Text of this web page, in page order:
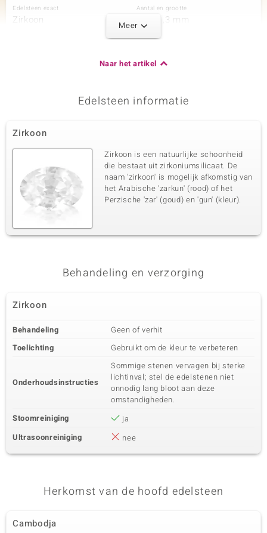
Edelsteen exact
Zirkoon
Aantal en grootte
10 à 1,3 mm
Herkomst
Zirkoon
Karaatgewicht som Slijpvorm
Rond geslepen
Zetting
Prong
Herkomst
Cambodja
Vierde edelsteen
Karaatgewicht som Slijpvorm
Rond geslepen
Prong
Meer
Naar het artikel
Edelsteen informatie
Zirkoon
Zirkoon is een natuurlijke schoonheid
die bestaat uit zirkoniumsilicaat. De
naam 'zirkoon' is mogelijk afkomstig van
het Arabische 'zarkun' (rood) of het
Perzische 'zar' (goud) en 'gun' (kleur).
Behandeling en verzorging
Zirkoon
Behandeling
Geen of verhit
Toelichting
Gebruikt om de kleur te verbeteren
Onderhoudsinstructies
Sommige stenen vervagen bij sterke
lichtinval; stel de edelstenen niet
onnodig lang bloot aan deze
omstandigheden.
Stoomreiniging
ja
Ultrasoonreiniging
nee
Herkomst van de hoofd edelsteen
Cambodja